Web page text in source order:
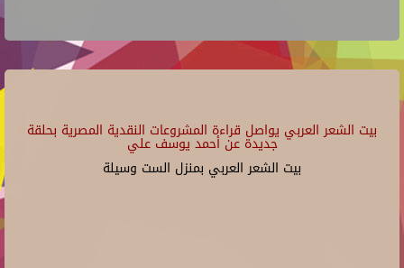
بيت الشعر العربي يواصل قراءة المشروعات النقدية المصرية بحلقة
جديدة عن أحمد يوسف علي
بيت الشعر العربي بمنزل الست وسيلة